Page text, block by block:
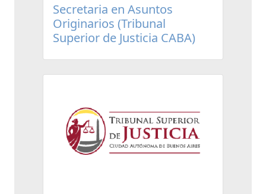
Secretaria en Asuntos
Originarios (Tribunal
Superior de Justicia CABA)